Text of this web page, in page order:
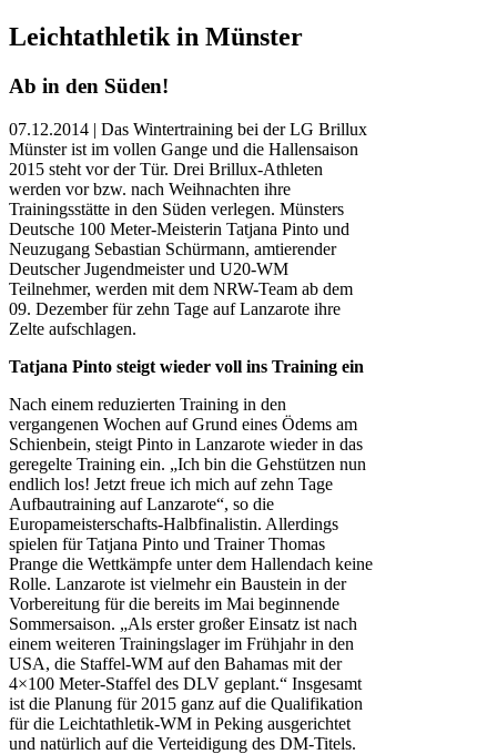
Leichtathletik in Münster
Ab in den Süden!
07.12.2014 | Das Wintertraining bei der LG Brillux
Münster ist im vollen Gange und die Hallensaison
2015 steht vor der Tür. Drei Brillux-Athleten
werden vor bzw. nach Weihnachten ihre
Trainingsstätte in den Süden verlegen. Münsters
Deutsche 100 Meter-Meisterin Tatjana Pinto und
Neuzugang Sebastian Schürmann, amtierender
Deutscher Jugendmeister und U20-WM
Teilnehmer, werden mit dem NRW-Team ab dem
09. Dezember für zehn Tage auf Lanzarote ihre
Zelte aufschlagen.
Tatjana Pinto steigt wieder voll ins Training ein
Nach einem reduzierten Training in den
vergangenen Wochen auf Grund eines Ödems am
Schienbein, steigt Pinto in Lanzarote wieder in das
geregelte Training ein. „Ich bin die Gehstützen nun
endlich los! Jetzt freue ich mich auf zehn Tage
Aufbautraining auf Lanzarote“, so die
Europameisterschafts-Halbfinalistin. Allerdings
spielen für Tatjana Pinto und Trainer Thomas
Prange die Wettkämpfe unter dem Hallendach keine
Rolle. Lanzarote ist vielmehr ein Baustein in der
Vorbereitung für die bereits im Mai beginnende
Sommersaison. „Als erster großer Einsatz ist nach
einem weiteren Trainingslager im Frühjahr in den
USA, die Staffel-WM auf den Bahamas mit der
4×100 Meter-Staffel des DLV geplant.“ Insgesamt
ist die Planung für 2015 ganz auf die Qualifikation
für die Leichtathletik-WM in Peking ausgerichtet
und natürlich auf die Verteidigung des DM-Titels.